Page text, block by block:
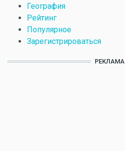
География
Рейтинг
Популярное
Зарегистрироваться
РЕКЛАМА